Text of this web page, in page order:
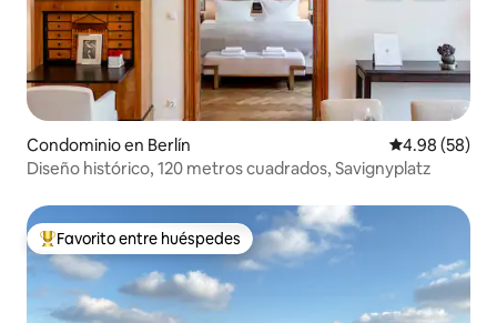
Condominio en Berlín Calificación
4.98 (58)
Diseño histórico, 120 metros cuadrados, Savignyplatz
De los mejores en Favorito entre huéspedes
Favorito entre huéspedes